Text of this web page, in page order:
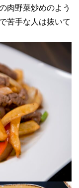
肉野菜炒めのよう
苦手な人は抜いて